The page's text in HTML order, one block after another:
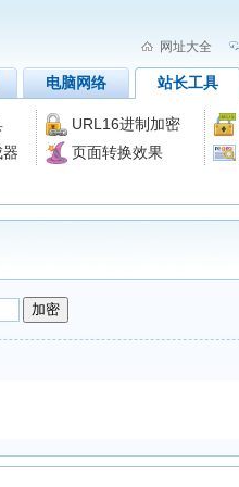
网址大全
电脑网络 站长工具
URL16进制加密
页面转换效果